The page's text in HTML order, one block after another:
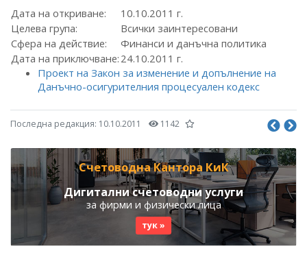
Дата на откриване:
10.10.2011 г.
Целева група:
Всички заинтересовани
Сфера на действие:
Финанси и данъчна политика
Дата на приключване: 24.10.2011 г.
Проект на Закон за изменение и допълнение на
Данъчно-осигурителния процесуален кодекс
Последна редакция: 10.10.2011 1142
Счетоводна Кантора КиК
Дигитални счетоводни услуги
за фирми и физически лица
тук »